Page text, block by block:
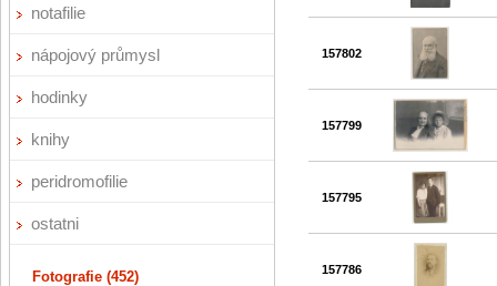
notafilie
nápojový průmysl
hodinky
knihy
peridromofilie
ostatni
Fotografie (452)
157802
157799
157795
157786